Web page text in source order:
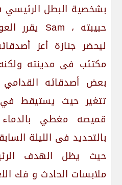
مكتئب فى مدينته
بعض أصدقائه القدامي
تتغير حيث يستيقط
قميصه مغطي
بالتحديد فى الليلة
حيث يظل الهدف
ملابسات الحادث و فك